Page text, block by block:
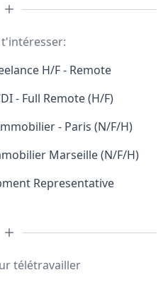
H/F - Remote
- Full Remote (H/F)
- Paris (N/F/H)
Marseille (N/F/H)
Representative
télétravailler